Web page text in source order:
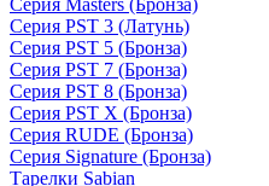
Серия Masters (Бронза)
Серия PST 3 (Латунь)
Серия PST 5 (Бронза)
Серия PST 7 (Бронза)
Серия PST 8 (Бронза)
Серия PST X (Бронза)
Серия RUDE (Бронза)
Серия Signature (Бронза)
Тарелки Sabian